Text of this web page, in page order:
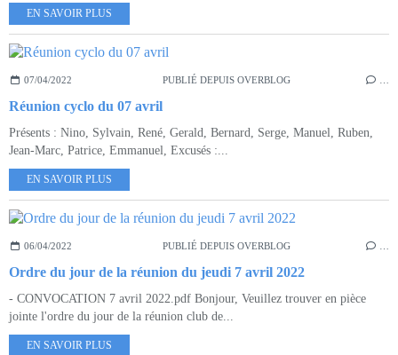
EN SAVOIR PLUS
07/04/2022 PUBLIÉ DEPUIS OVERBLOG
Réunion cyclo du 07 avril
Présents : Nino, Sylvain, René, Gerald, Bernard, Serge, Manuel, Ruben,
Jean-Marc, Patrice, Emmanuel, Excusés :...
EN SAVOIR PLUS
06/04/2022 PUBLIÉ DEPUIS OVERBLOG
Ordre du jour de la réunion du jeudi 7 avril 2022
- CONVOCATION 7 avril 2022.pdf Bonjour, Veuillez trouver en pièce
jointe l'ordre du jour de la réunion club de...
EN SAVOIR PLUS